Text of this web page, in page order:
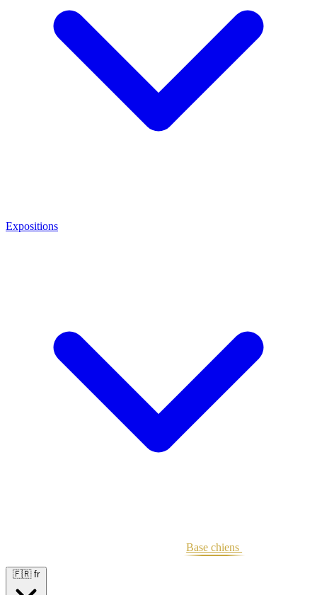
Expositions
Base chiens
🇫🇷 fr